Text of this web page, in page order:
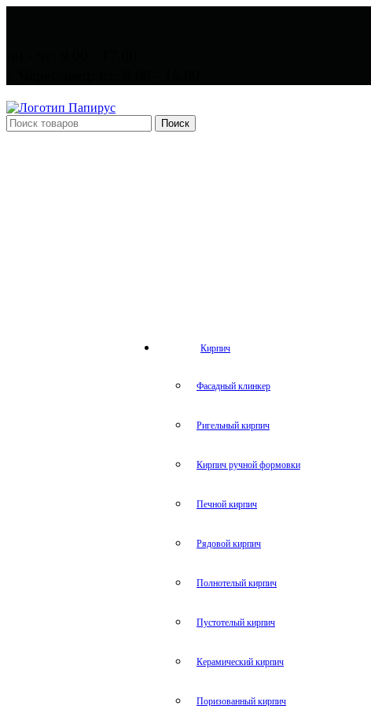
Поиск
Кирпич
Фасадный клинкер
Ригельный кирпич
Кирпич ручной формовки
Печной кирпич
Рядовой кирпич
Полнотелый кирпич
Пустотелый кирпич
Керамический кирпич
Поризованный кирпич